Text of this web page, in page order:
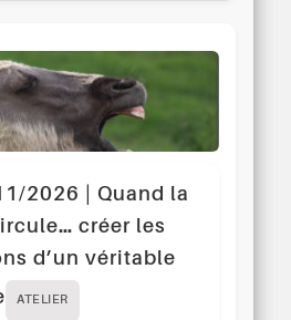
2026 | Quand la
créer les
d’un véritable
ATELIER